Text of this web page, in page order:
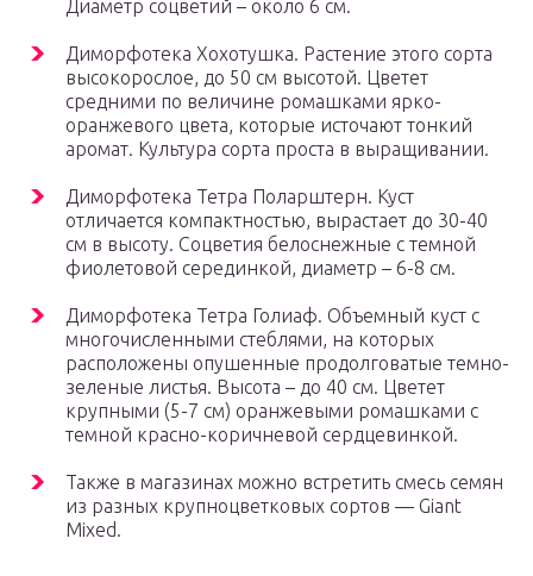
Диаметр соцветий – около 6 см.
Диморфотека Хохотушка. Растение этого сорта
высокорослое, до 50 см высотой. Цветет
средними по величине ромашками ярко-
оранжевого цвета, которые источают тонкий
аромат. Культура сорта проста в выращивании.
Диморфотека Тетра Поларштерн. Куст
отличается компактностью, вырастает до 30-40
см в высоту. Соцветия белоснежные с темной
фиолетовой серединкой, диаметр – 6-8 см.
Диморфотека Тетра Голиаф. Объемный куст с
многочисленными стеблями, на которых
расположены опушенные продолговатые темно-
зеленые листья. Высота – до 40 см. Цветет
крупными (5-7 см) оранжевыми ромашками с
темной красно-коричневой сердцевинкой.
Также в магазинах можно встретить смесь семян
из разных крупноцветковых сортов — Giant
Mixed.